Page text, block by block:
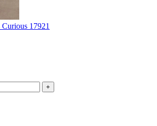
17921